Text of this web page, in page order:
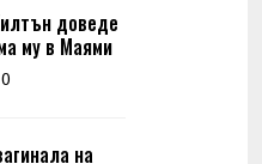
доведе
му в Маями
0
на